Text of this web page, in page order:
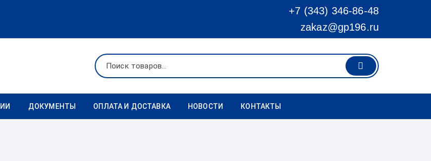
+7 (343) 346-86-48
zakaz@gp196.ru
ДОКУМЕНТЫ ОПЛАТА И ДОСТАВКА НОВОСТИ КОНТАКТЫ